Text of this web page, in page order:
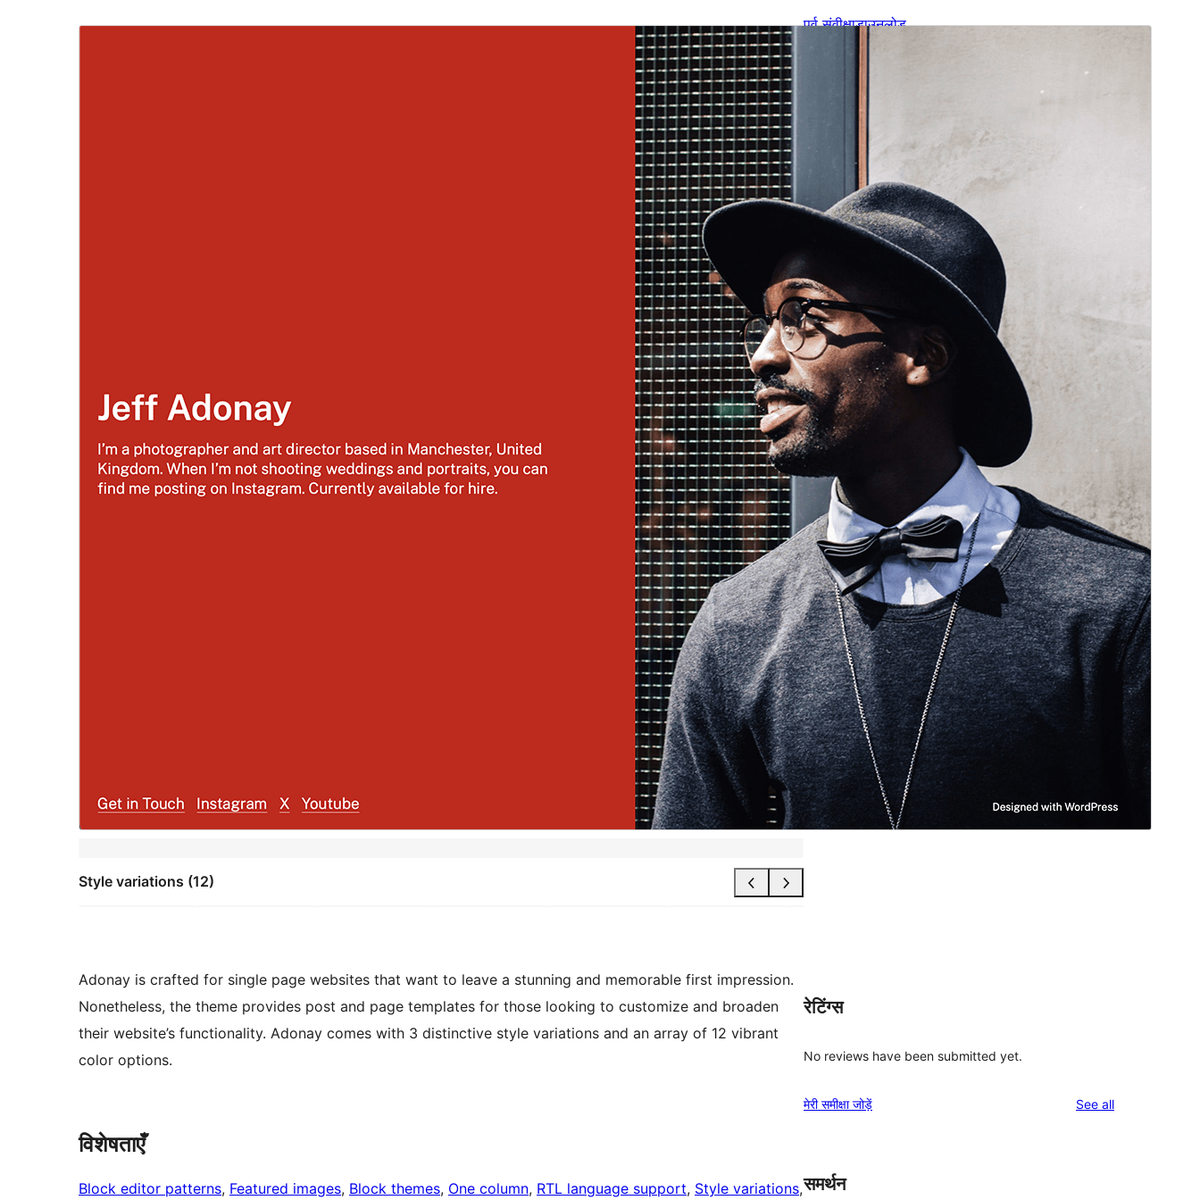
Style variations (12)
पूर्व संवीक्षाडाउनलोड
अंतिम अपडेट किया
सक्रिय स्थापना
WordPress version
PHP version
Adonay is crafted for single page websites that want to leave a stunning and memorable first impression.
Nonetheless, the theme provides post and page templates for those looking to customize and broaden
their website’s functionality. Adonay comes with 3 distinctive style variations and an array of 12 vibrant
color options.
विशेषताएँ
Block editor patterns, Featured images, Block themes, One column, RTL language support, Style variations ,
रेटिंग्स
No reviews have been submitted yet.
मेरी समीक्षा जोड़ें See allreviews
समर्थन